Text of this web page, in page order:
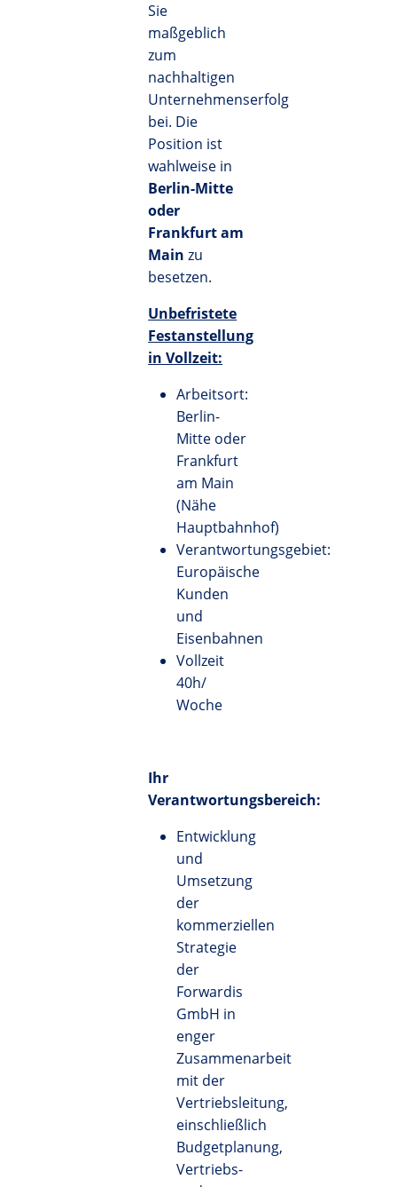
Sie
maßgeblich
zum
nachhaltigen
Unternehmenserfolg
bei. Die
Position ist
wahlweise in
Berlin-Mitte
oder
Frankfurt am
Main zu
besetzen.
Unbefristete
Festanstellung
in Vollzeit:
Arbeitsort:
Berlin-
Mitte oder
Frankfurt
am Main
(Nähe
Hauptbahnhof)
Verantwortungsgebiet:
Europäische
Kunden
und
Eisenbahnen
Vollzeit
40h/
Woche
Ihr
Verantwortungsbereich:
Entwicklung
und
Umsetzung
der
kommerziellen
Strategie
der
Forwardis
GmbH in
enger
Zusammenarbeit
mit der
Vertriebsleitung,
einschließlich
Budgetplanung,
Vertriebs-